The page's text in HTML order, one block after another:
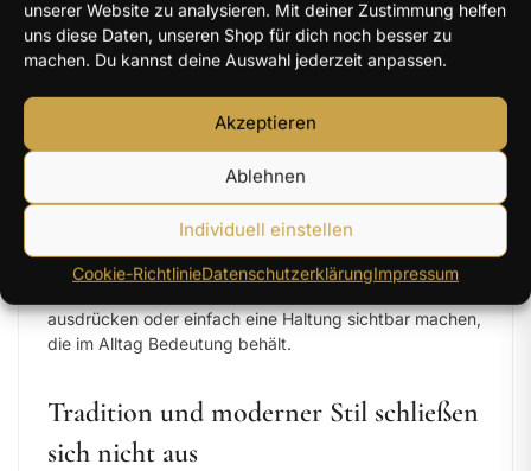
unserer Website zu analysieren. Mit deiner Zustimmung helfen
uns diese Daten, unseren Shop für dich noch besser zu
machen. Du kannst deine Auswahl jederzeit anpassen.
Akzeptieren
Ablehnen
Individuell einstellen
Cookie-RichtlinieDatenschutzerklärungImpressum
Jesusmotive setzen ein deutliches
Statement.
Schmuck mit christlicher Symbolkraft
besonders für Motive wie Kreuz, Jesusfigur,
Schmuck verwandelt, werden sie tragbar und
ausdrücken oder einfach eine Haltung sichtbar machen,
die im Alltag Bedeutung behält.
Tradition und moderner Stil schließen
sich nicht aus